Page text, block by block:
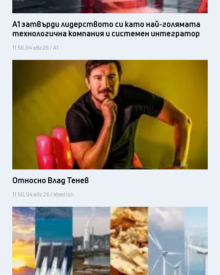
А1 затвърди лидерството си като най-голямата
технологична компания и системен интегратор
11:56, 04 авг 26 / А1
Относно Влад Тенев
11:50, 04 авг 26 / Idealisti